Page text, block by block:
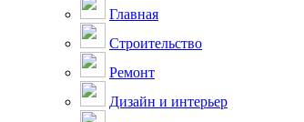
Главная
Строительство
Ремонт
Дизайн и интерьер